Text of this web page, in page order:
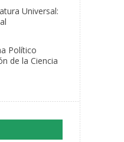
Universal:
Político
de la Ciencia